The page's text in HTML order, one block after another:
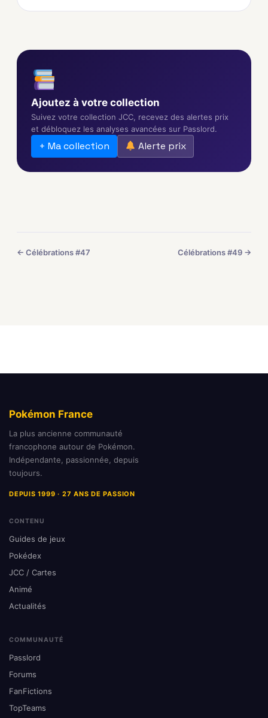
Ajoutez à votre collection
Suivez votre collection JCC, recevez des alertes prix
et débloquez les analyses avancées sur Passlord.
+ Ma collection Alerte prix
← Célébrations #47 Célébrations #49 →
Pokémon France
La plus ancienne communauté
francophone autour de Pokémon.
Indépendante, passionnée, depuis
toujours.
DEPUIS 1999 · 27 ANS DE PASSION
CONTENU
Guides de jeux
Pokédex
JCC / Cartes
Animé
Actualités
COMMUNAUTÉ
Passlord
Forums
FanFictions
TopTeams